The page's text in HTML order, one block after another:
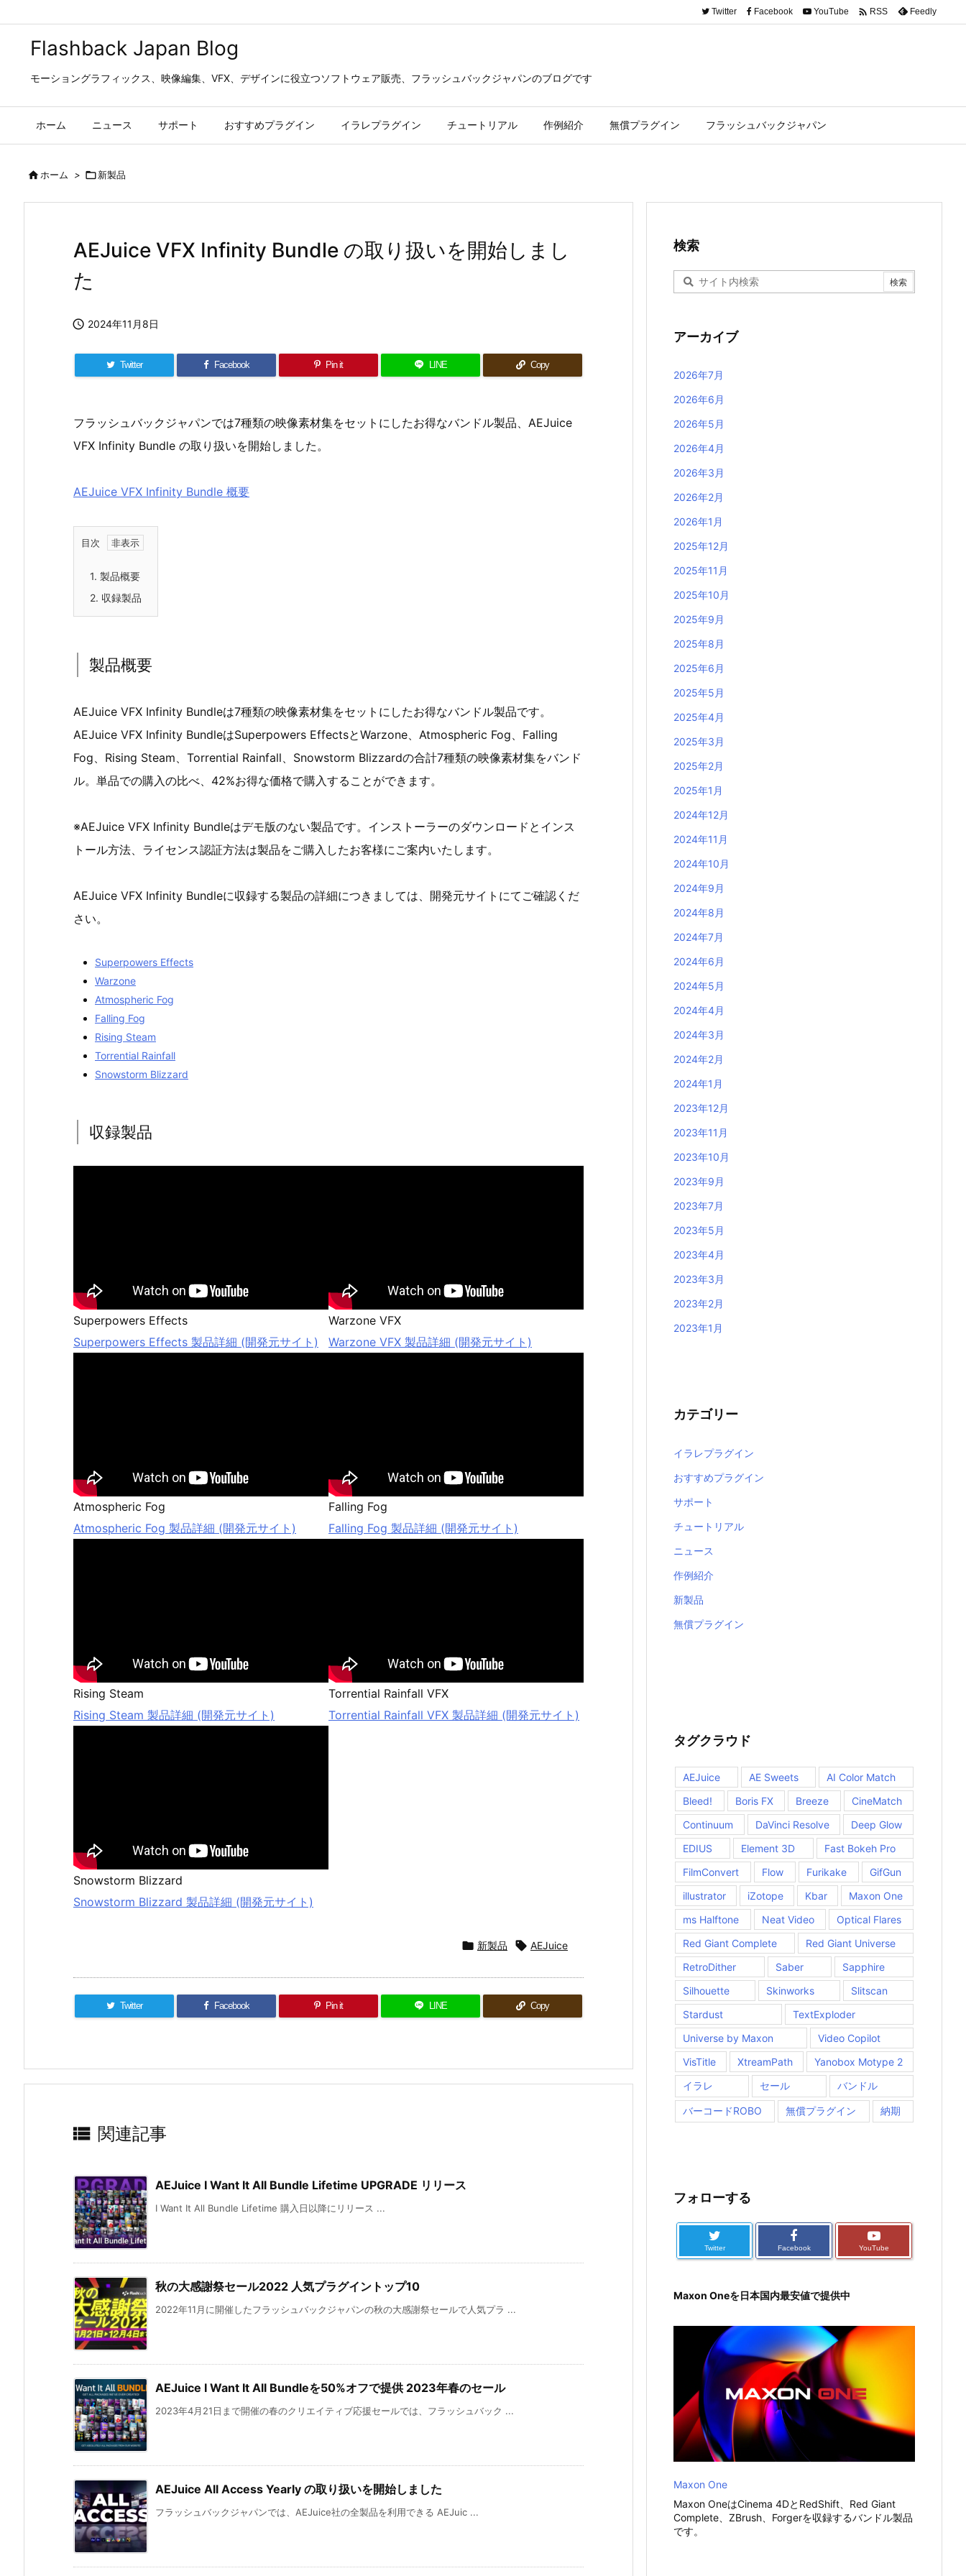
Flashback Japan Blog
モーショングラフィックス、映像編集、VFX、デザインに役立つソフトウェア販売、フラッシュバックジャパンのブログです
ホーム ニュース サポート おすすめプラグイン イラレプラグイン チュートリアル 作例紹介 無償プラグイン フラッシュバックジャパン
Twitter Facebook YouTube  RSS Feedly
ホーム > 新製品
AEJuice VFX Infinity Bundle の取り扱いを開始しまし
た
 2024年11月8日
Twitter Facebook Pin it LINE Copy
フラッシュバックジャパンでは7種類の映像素材集をセットにしたお得なバンドル製品、AEJuice
VFX Infinity Bundle の取り扱いを開始しました。
AEJuice VFX Infinity Bundle 概要
目次
1. 製品概要
2. 収録製品
製品概要
AEJuice VFX Infinity Bundleは7種類の映像素材集をセットにしたお得なバンドル製品です。
AEJuice VFX Infinity BundleはSuperpowers EffectsとWarzone、Atmospheric Fog、Falling
Fog、Rising Steam、Torrential Rainfall、Snowstorm Blizzardの合計7種類の映像素材集をバンド
ル。単品での購入の比べ、42%お得な価格で購入することができます。
※AEJuice VFX Infinity Bundleはデモ版のない製品です。インストーラーのダウンロードとインス
トール方法、ライセンス認証方法は製品をご購入したお客様にご案内いたします。
AEJuice VFX Infinity Bundleに収録する製品の詳細につきましては、開発元サイトにてご確認くだ
さい。
Superpowers Effects
Warzone
Atmospheric Fog
Falling Fog
Rising Steam
Torrential Rainfall
Snowstorm Blizzard
収録製品
Superpowers Effects
Superpowers Effects 製品詳細 (開発元サイト)
Atmospheric Fog
Atmospheric Fog 製品詳細 (開発元サイト)
Rising Steam
Rising Steam 製品詳細 (開発元サイト)
Snowstorm Blizzard
Snowstorm Blizzard 製品詳細 (開発元サイト)
Warzone VFX
Warzone VFX 製品詳細 (開発元サイト)
Falling Fog
Falling Fog 製品詳細 (開発元サイト)
Torrential Rainfall VFX
Torrential Rainfall VFX 製品詳細 (開発元サイト)
 新製品  AEJuice
Twitter Facebook Pin it LINE Copy
 関連記事
AEJuice I Want It All Bundle Lifetime UPGRADE リリース
I Want It All Bundle Lifetime 購入日以降にリリース ...
秋の大感謝祭セール2022 人気プラグイントップ10
2022年11月に開催したフラッシュバックジャパンの秋の大感謝祭セールで人気プラ ...
AEJuice I Want It All Bundleを50%オフで提供 2023年春のセール
2023年4月21日まで開催の春のクリエイティブ応援セールでは、フラッシュバック ...
AEJuice All Access Yearly の取り扱いを開始しました
フラッシュバックジャパンでは、AEJuice社の全製品を利用できる AEJuic ...
検索
アーカイブ
2026年7月
2026年6月
2026年5月
2026年4月
2026年3月
2026年2月
2026年1月
2025年12月
2025年11月
2025年10月
2025年9月
2025年8月
2025年6月
2025年5月
2025年4月
2025年3月
2025年2月
2025年1月
2024年12月
2024年11月
2024年10月
2024年9月
2024年8月
2024年7月
2024年6月
2024年5月
2024年4月
2024年3月
2024年2月
2024年1月
2023年12月
2023年11月
2023年10月
2023年9月
2023年7月
2023年5月
2023年4月
2023年3月
2023年2月
2023年1月
カテゴリー
イラレプラグイン
おすすめプラグイン
サポート
チュートリアル
ニュース
作例紹介
新製品
無償プラグイン
タグクラウド
AEJuice AE Sweets
AI Color Match
Bleed!
Boris FX Breeze
CineMatch
Continuum
DaVinci Resolve
Deep Glow
EDIUS
Element 3D
Fast Bokeh Pro
FilmConvert
Flow Furikake
GifGun
illustrator
iZotope Kbar
Maxon One
ms Halftone
Neat Video
Optical Flares
Red Giant Complete
Red Giant Universe
RetroDither
Saber
Sapphire
Silhouette
Skinworks
Slitscan
Stardust
TextExploder
Universe by Maxon
Video Copilot
VisTitle
XtreamPath
Yanobox Motype 2
イラレ
セール バンドル
バーコードROBO 無償プラグイン 納期
フォローする
Twitter Facebook YouTube
Maxon Oneを日本国内最安値で提供中
Maxon One
Maxon OneはCinema 4DとRedShift、Red Giant
Complete、ZBrush、Forgerを収録するバンドル製品
です。